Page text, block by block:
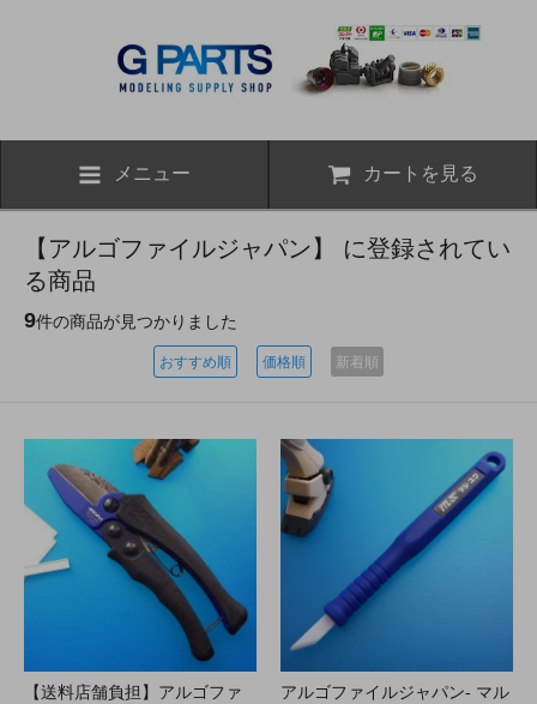
メニュー カートを見る
【アルゴファイルジャパン】 に登録されてい
る商品
9件の商品が見つかりました
おすすめ順 価格順 新着順
【送料店舗負担】アルゴファ
アルゴファイルジャパン- マル